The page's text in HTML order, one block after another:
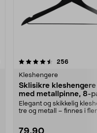
256
Kleshengere
Sklisikre
med metallpinne, 8-
Elegant og skikkelig
tre og metall – finnes i
4.5av 5 stjerner